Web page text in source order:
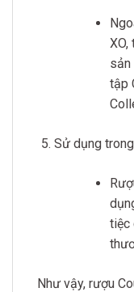
XO,
sản
tập
Sử dụng
tiệc
Như vậy, rượu